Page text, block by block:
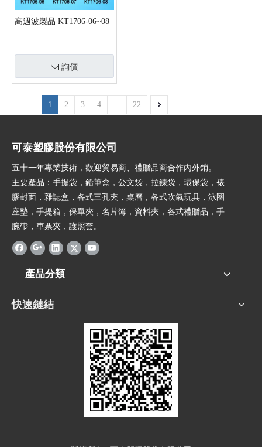
高週波製品 KT1706-06~08
詢價
1 2 3 4 22
可泰塑膠股份有限公司
五十一年專業技術，歡迎貿易商、禮贈品商合作內外銷。
主要產品：手提袋，鉛筆盒，公文袋，拉鍊袋，環保袋，裱
膠封面，雜誌盒，各式三孔夾，桌曆，各式吹氣玩具，泳圈
座墊，手提箱，保單夾，名片簿，資料夾，各式禮贈品，手
腕帶，車票夾，護照套。
產品分類
快速鏈結